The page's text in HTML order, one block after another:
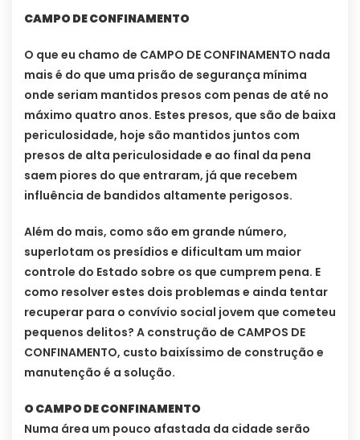
CAMPO DE CONFINAMENTO
O que eu chamo de CAMPO DE CONFINAMENTO nada
mais é do que uma prisão de segurança mínima
onde seriam mantidos presos com penas de até no
máximo quatro anos. Estes presos, que são de baixa
periculosidade, hoje são mantidos juntos com
presos de alta periculosidade e ao final da pena
saem piores do que entraram, já que recebem
influência de bandidos altamente perigosos.
Além do mais, como são em grande número,
superlotam os presídios e dificultam um maior
controle do Estado sobre os que cumprem pena. E
como resolver estes dois problemas e ainda tentar
recuperar para o convívio social jovem que cometeu
pequenos delitos? A construção de CAMPOS DE
CONFINAMENTO, custo baixíssimo de construção e
manutenção é a solução.
O CAMPO DE CONFINAMENTO
Numa área um pouco afastada da cidade serão